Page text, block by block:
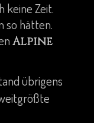
keine Zeit.
so hätten.
Alpine
übrigens